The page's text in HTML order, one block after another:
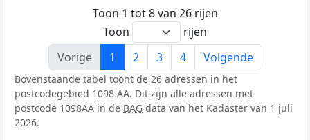
Toon 1 tot 8 van 26 rijen
Toon
rijen
Vorige
1 2 3 4 Volgende
Bovenstaande tabel toont de 26 adressen in het
postcodegebied 1098 AA. Dit zijn alle adressen met
postcode 1098AA in de BAG data van het Kadaster van 1 juli
2026.